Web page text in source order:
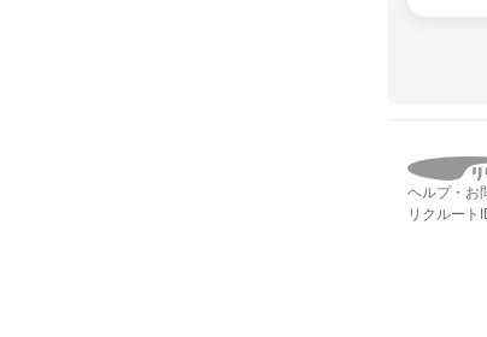
ヘルプ・お
リクルート